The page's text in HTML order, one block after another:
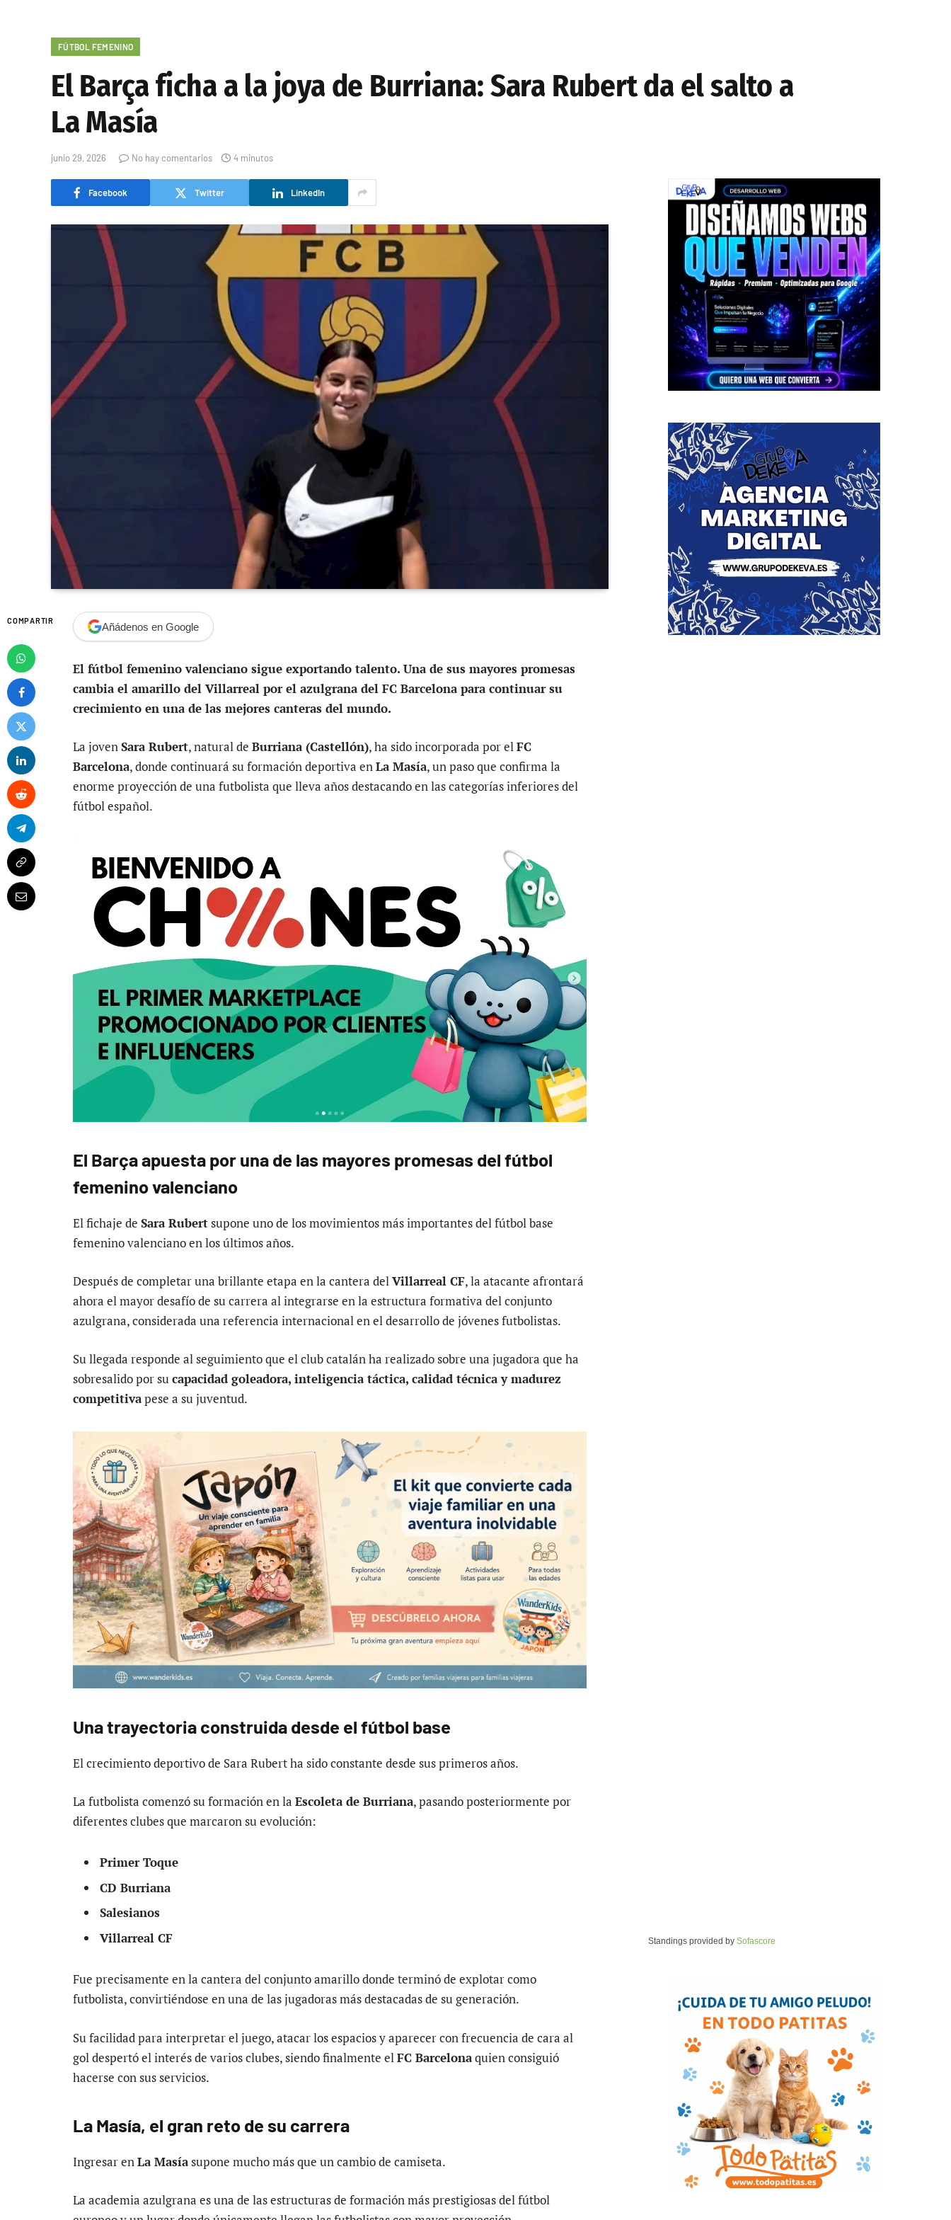
FÚTBOL FEMENINO
El Barça ficha a la joya de Burriana: Sara Rubert da el salto a
La Masía
junio 29, 2026 No hay comentarios 4 minutos
Facebook Twitter LinkedIn
COMPARTIR Añádenos en Google
El fútbol femenino valenciano sigue exportando talento. Una de sus mayores promesas
cambia el amarillo del Villarreal por el azulgrana del FC Barcelona para continuar su
crecimiento en una de las mejores canteras del mundo.
La jovenSara Rubert, natural de Burriana (Castellón), ha sido incorporada por elFC
Barcelona, donde continuará su formación deportiva enLa Masía, un paso que confirma la
enorme proyección de una futbolista que lleva años destacando en las categorías inferiores del
fútbol español.
El Barça apuesta por una de las mayores promesas del fútbol
femenino valenciano
El fichaje de Sara Rubertsupone uno de los movimientos más importantes del fútbol base
femenino valenciano en los últimos años.
Después de completar una brillante etapa en la cantera delVillarreal CF, la atacante afrontará
ahora el mayor desafío de su carrera al integrarse en la estructura formativa del conjunto
azulgrana, considerada una referencia internacional en el desarrollo de jóvenes futbolistas.
Su llegada responde al seguimiento que el club catalán ha realizado sobre una jugadora que ha
sobresalido por sucapacidad goleadora, inteligencia táctica, calidad técnica y madurez
competitivapese a su juventud.
Una trayectoria construida desde el fútbol base
El crecimiento deportivo de Sara Rubert ha sido constante desde sus primeros años.
La futbolista comenzó su formación en la Escoleta de Burriana, pasando posteriormente por
diferentes clubes que marcaron su evolución:
Primer Toque
CD Burriana
Salesianos
Villarreal CF
Fue precisamente en la cantera del conjunto amarillo donde terminó de explotar como
futbolista, convirtiéndose en una de las jugadoras más destacadas de su generación.
Su facilidad para interpretar el juego, atacar los espacios y aparecer con frecuencia de cara al
gol despertó el interés de varios clubes, siendo finalmente elFC Barcelonaquien consiguió
hacerse con sus servicios.
La Masía, el gran reto de su carrera
Ingresar enLa Masíasupone mucho más que un cambio de camiseta.
La academia azulgrana es una de las estructuras de formación más prestigiosas del fútbol
Standings provided by Sofascore